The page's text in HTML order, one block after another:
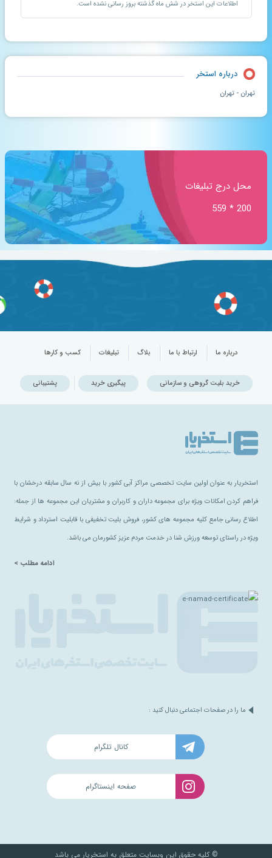
اطلاعات این استخر در شش ماه گذشته بروز رسانی نشده است.
درباره استخر
تهران - تهران
محل درج تبلیغات
200 * 559
درباره ما ارتباط با ما بلاگ تبلیغات کسب و کارها
خرید بلیت گروهی و سازمانی پیگیری خرید پشتیبانی
استخریار به عنوان اولین سایت تخصصی مراکز آبی کشور با بیش از نه سال سابقه درخشان با
فراهم کردن امکانات ویژه برای مجموعه داران و کاربران و مشتریان این مجموعه ها از جمله:
اطلاع رسانی جامع کلیه مجموعه های کشور، فروش بلیت تخفیفی با قابلیت استرداد و شرایط
ویژه در راستای توسعه ورزش شنا در خدمت مردم عزیز کشورمان می باشد.
ادامه مطلب >
ما را در صفحات اجتماعی دنبال کنید :
کانال تلگرام
صفحه اینستاگرام
© کلیه حقوق این وبسایت متعلق به استخریار می باشد